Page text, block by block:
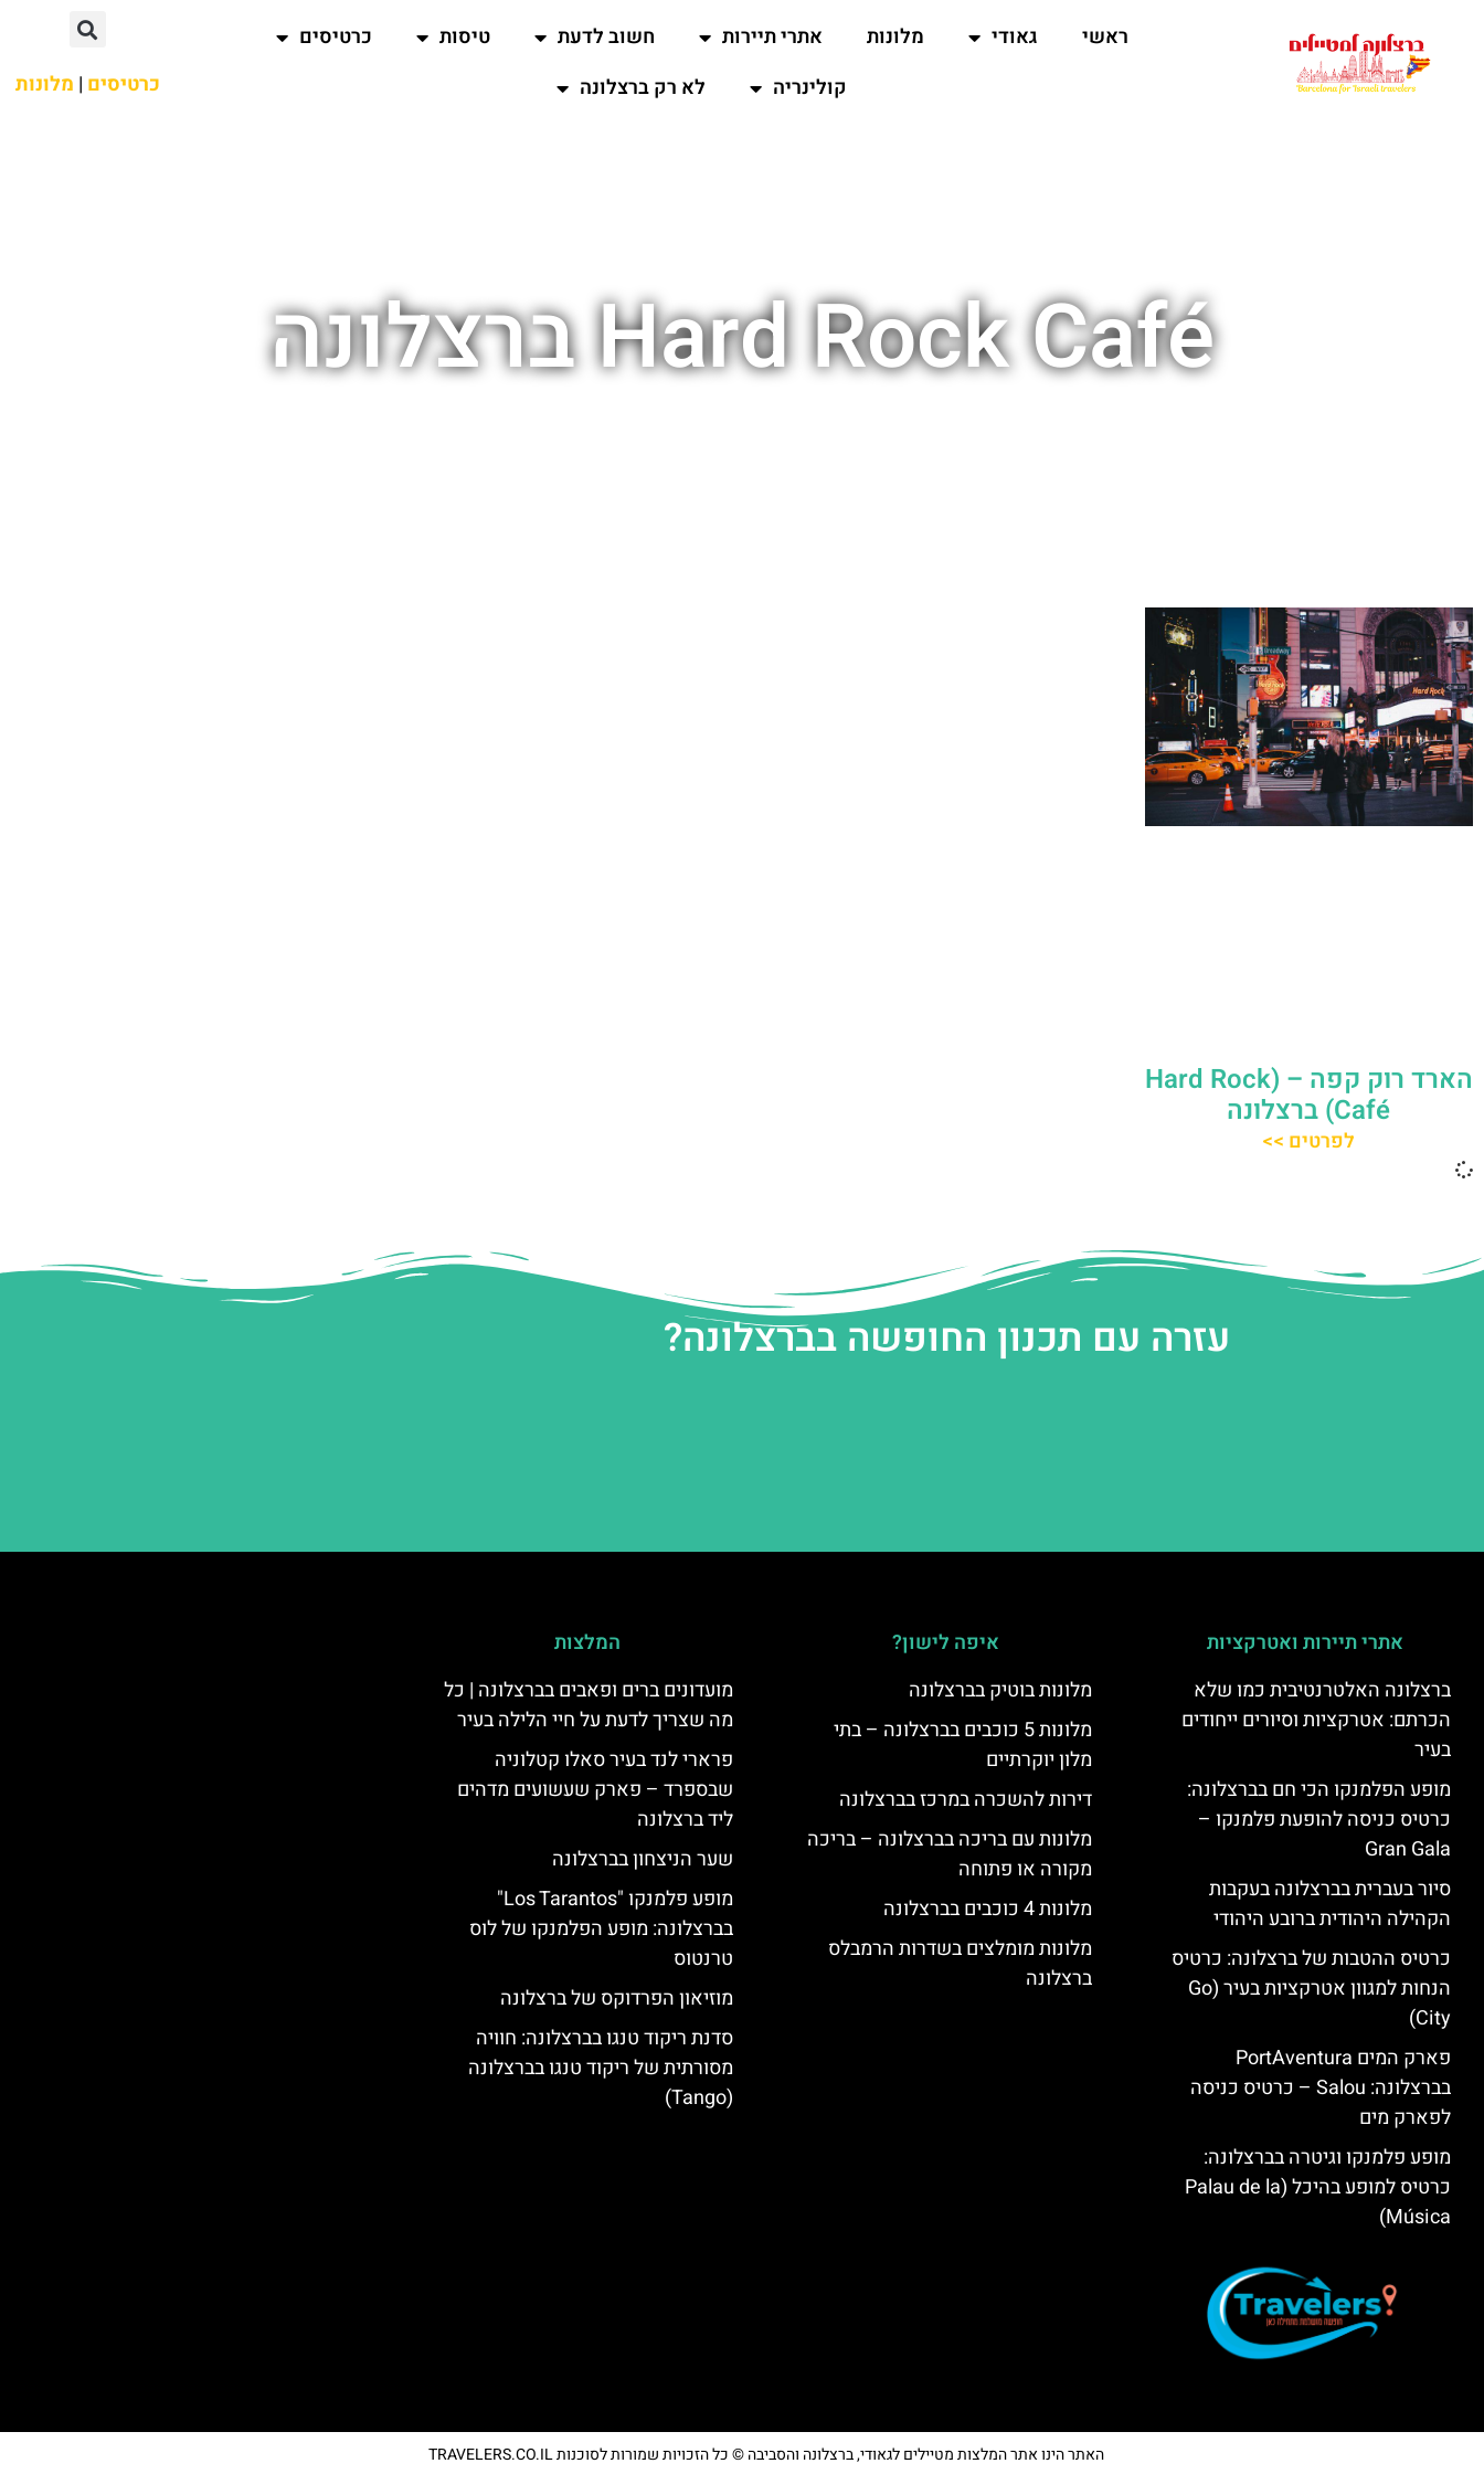
ראשי גאודי מלונות אתרי תיירות חשוב לדעת טיסות
כרטיסים
קולינריה
לא רק ברצלונה כרטיסים | מלונות
Hard Rock Café ברצלונה
הארד רוק קפה – (Hard Rock
Café) ברצלונה
לפרטים >>
עזרה עם תכנון החופשה בברצלונה?
אתרי תיירות ואטרקציות
ברצלונה האלטרנטיבית כמו שלא
הכרתם: אטרקציות וסיורים ייחודים
בעיר
מופע הפלמנקו הכי חם בברצלונה:
כרטיס כניסה להופעת פלמנקו –
Gran Gala
סיור בעברית בברצלונה בעקבות
הקהילה היהודית ברובע היהודי
כרטיס ההטבות של ברצלונה: כרטיס
הנחות למגוון אטרקציות בעיר (Go
City)
פארק המים PortAventura
בברצלונה: Salou – כרטיס כניסה
לפארק מים
מופע פלמנקו וגיטרה בברצלונה:
כרטיס למופע בהיכל (Palau de la
Música)
איפה לישון?
מלונות בוטיק בברצלונה
מלונות 5 כוכבים בברצלונה – בתי
מלון יוקרתיים
דירות להשכרה במרכז בברצלונה
מלונות עם בריכה בברצלונה – בריכה
מקורה או פתוחה
מלונות 4 כוכבים בברצלונה
מלונות מומלצים בשדרות הרמבלס
ברצלונה
המלצות
מועדונים ברים ופאבים בברצלונה | כל
מה שצריך לדעת על חיי הלילה בעיר
פרארי לנד בעיר סאלו קטלוניה
שבספרד – פארק שעשועים מדהים
ליד ברצלונה
שער הניצחון בברצלונה
מופע פלמנקו "Los Tarantos"
בברצלונה: מופע הפלמנקו של לוס
טרנטוס
מוזיאון הפרדוקס של ברצלונה
סדנת ריקוד טנגו בברצלונה: חוויה
מסורתית של ריקוד טנגו בברצלונה
(Tango)
האתר הינו אתר המלצות מטיילים לגאודי, ברצלונה והסביבה © כל הזכויות שמורות לסוכנות TRAVELERS.CO.IL